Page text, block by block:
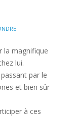
la magnifique
lui.
par le
et bien sûr
à ces